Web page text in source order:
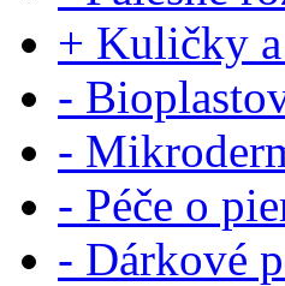
+ Kuličky a
-
-
- Péče o
- Dárkové